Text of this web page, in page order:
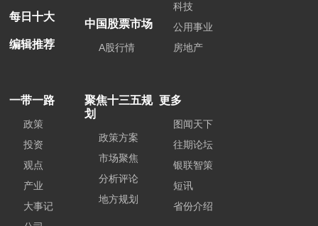
每日十大
编辑推荐
中国股票市场
A股行情
科技
公用事业
房地产
一带一路
政策
投资
观点
产业
大事记
聚焦十三五规
划
政策方案
市场聚焦
分析评论
地方规划
更多
图闻天下
往期论坛
银联智策
短讯
省份介绍